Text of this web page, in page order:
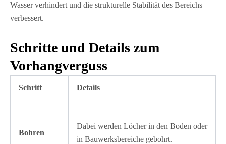
Wasser verhindert und die strukturelle Stabilität des Bereichs
verbessert.
Schritte und Details zum
Vorhangverguss
Schritt Details
Bohren
Dabei werden Löcher in den Boden oder
in Bauwerksbereiche gebohrt.